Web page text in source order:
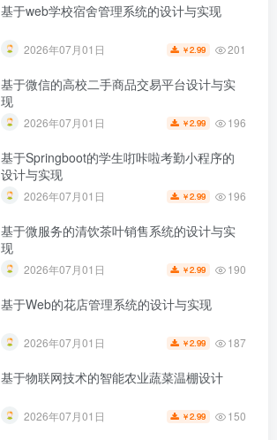
基于web学校宿舍管理系统的设计与实现
2026年07月01日 ￥2.99 201
基于微信的高校二手商品交易平台设计与实
现
2026年07月01日 ￥2.99 196
基于Springboot的学生咑咔啦考勤小程序的
设计与实现
2026年07月01日 ￥2.99 196
基于微服务的清饮茶叶销售系统的设计与实
现
2026年07月01日 ￥2.99 190
基于Web的花店管理系统的设计与实现
2026年07月01日 ￥2.99 187
基于物联网技术的智能农业蔬菜温棚设计
2026年07月01日 ￥2.99 150